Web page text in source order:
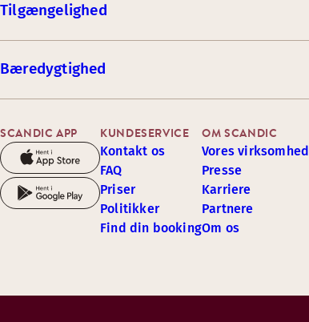
Tilgængelighed
Bæredygtighed
SCANDIC APP KUNDESERVICE
Kontakt os
FAQ
Priser
Politikker
Find din booking
OM SCANDIC
Vores virksomhed
Presse
Karriere
Partnere
Om os